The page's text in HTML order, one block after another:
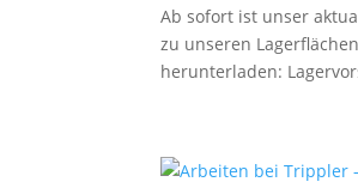
Ab sofort ist unser
zu unseren
herunterladen: